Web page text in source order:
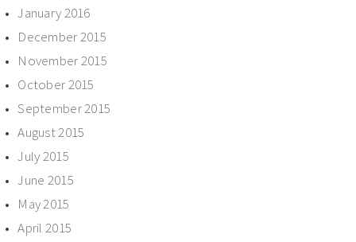
January 2016
December 2015
November 2015
October 2015
September 2015
August 2015
July 2015
June 2015
May 2015
April 2015